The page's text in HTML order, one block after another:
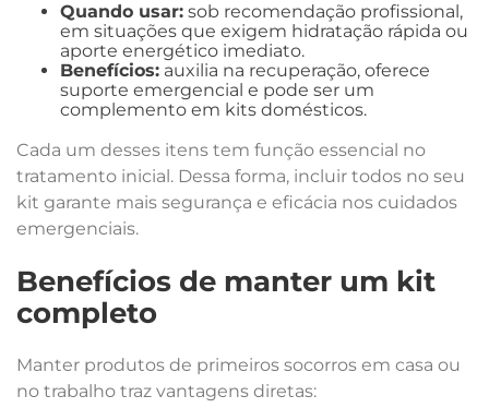
Quando usar: sob recomendação profissional,
em situações que exigem hidratação rápida ou
aporte energético imediato.
Benefícios: auxilia na recuperação, oferece
suporte emergencial e pode ser um
complemento em kits domésticos.
Cada um desses itens tem função essencial no
tratamento inicial. Dessa forma, incluir todos no seu
kit garante mais segurança e eficácia nos cuidados
emergenciais.
Benefícios de manter um kit
completo
Manter produtos de primeiros socorros em casa ou
no trabalho traz vantagens diretas: